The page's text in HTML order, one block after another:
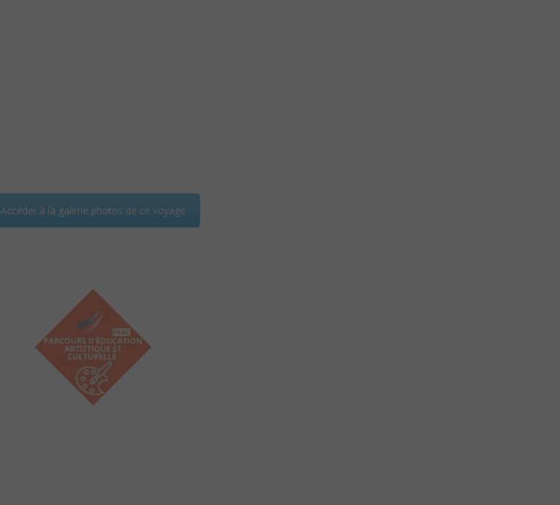
Accéder à la galerie photos de ce voyage